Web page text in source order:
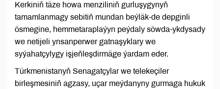
Kerkiniň täze howa menziliniň gurluşygynyň
tamamlanmagy sebitiň mundan beýläk-de depginli
ösmegine, hemmetaraplaýyn peýdaly söwda-ykdysady
we netijeli ynsanperwer gatnaşyklary we
syýahatçylygy işjeňleşdirmäge ýardam eder.
Türkmenistanyň Senagatçylar we telekeçiler
birleşmesiniň agzasy, uçar meýdanyny gurmaga hukuk